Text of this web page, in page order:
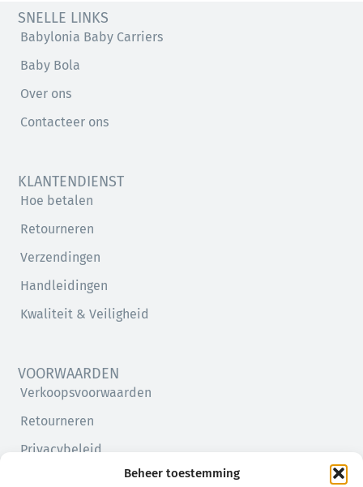
Beheer toestemming
SNELLE LINKS
Babylonia Baby Carriers
Baby Bola
Over ons
Contacteer ons
KLANTENDIENST
Hoe betalen
Retourneren
Verzendingen
Handleidingen
Kwaliteit & Veiligheid
VOORWAARDEN
Verkoopsvoorwaarden
Retourneren
Privacybeleid
Cookiebeleid (EU)